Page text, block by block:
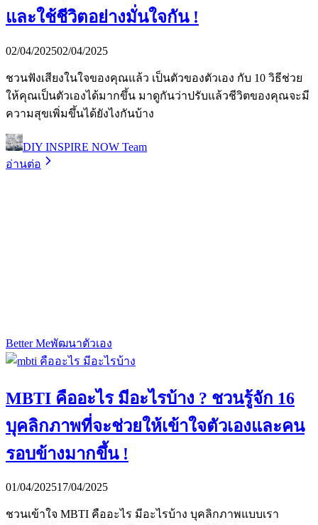
และใช้ชีวิตอย่างมั่นใจกัน !
02/04/202502/04/2025
ชวนฟังเสียงในใจของคุณแล้ว เป็นตัวของตัวเอง กับ 10 วิธีช่วย
ให้คุณเป็นตัวเองได้มากขึ้น มาดูกันว่าปรับแล้วชีวิตของคุณจะมี
ความสุขเพิ่มขึ้นได้ยังไงกันบ้าง
DIY INSPIRE NOW Team
อ่านต่อ
Better Meพัฒนาตัวเอง
MBTI คืออะไร มีอะไรบ้าง ? ชวนรู้จัก 16
บุคลิกภาพที่จะช่วยให้เข้าใจตัวเองและคน
รอบข้างมากขึ้น !
01/04/202517/04/2025
ชวนเข้าใจ MBTI คืออะไร มีอะไรบ้าง บุคลิกภาพแบบเรา